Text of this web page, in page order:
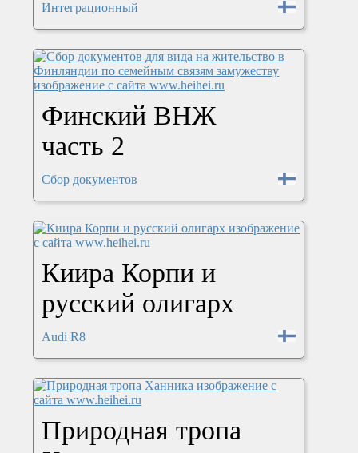
Интеграционный
Финский ВНЖ
часть 2
Сбор документов
Киира Корпи и
русский олигарх
Audi R8
Природная тропа